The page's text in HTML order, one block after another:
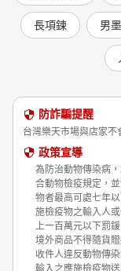
長項鍊 男
防詐騙提醒
台灣樂天市場與店家不
政策宣導
為防治動物傳染病
合動物檢疫規定，
物者最高可處七年
施檢疫物之輸入人
上一百萬元以下罰
境外商品不得隨貨
收件人違反動物傳
輸入之應施檢疫物